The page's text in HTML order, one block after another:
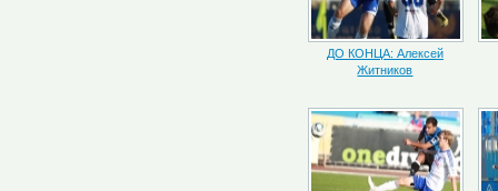
ДО КОНЦА: Алексей
Житников